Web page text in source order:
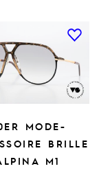
MODE-
BRILLE
M1